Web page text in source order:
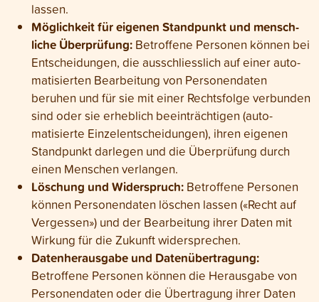
lassen.
Möglichkeit für eigenen Stand­punkt und mensch­
liche Überprüfung: Betroffene Personen können bei
Entscheidungen, die ausschliess­lich auf einer auto­
matisierten Bearbeitung von Personen­daten
beruhen und für sie mit einer Rechts­folge verbunden
sind oder sie erheblich beein­trächtigen (auto­
matisierte Einzel­entscheidungen), ihren eigenen
Stand­punkt darlegen und die Über­prüfung durch
einen Menschen verlangen.
Löschung und Widerspruch: Betroffene Personen
können Personen­daten löschen lassen («Recht auf
Ver­gessen») und der Bear­beitung ihrer Daten mit
Wirkung für die Zukunft wider­sprechen.
Datenherausgabe und Datenübertragung:
Betroffene Personen können die Heraus­gabe von
Personen­daten oder die Übe­rtragung ihrer Daten